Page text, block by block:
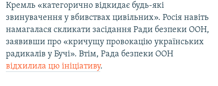
Кремль «категорично відкидає будь-які
звинувачення у вбивствах цивільних». Росія навіть
намагалася скликати засідання Ради безпеки ООН,
заявивши про «кричущу провокацію українських
радикалів у Бучі». Втім, Рада безпеки ООН
відхилила цю ініціативу.